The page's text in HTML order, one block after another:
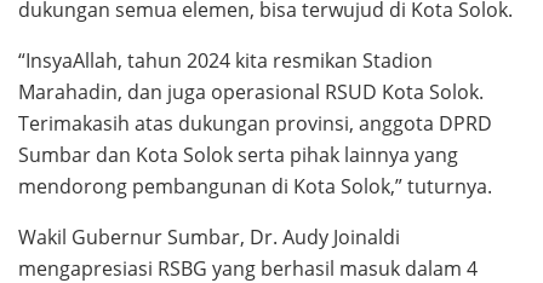
dukungan semua elemen, bisa terwujud di Kota Solok.
“InsyaAllah, tahun 2024 kita resmikan Stadion
Marahadin, dan juga operasional RSUD Kota Solok.
Terimakasih atas dukungan provinsi, anggota DPRD
Sumbar dan Kota Solok serta pihak lainnya yang
mendorong pembangunan di Kota Solok,” tuturnya.
Wakil Gubernur Sumbar, Dr. Audy Joinaldi
mengapresiasi RSBG yang berhasil masuk dalam 4